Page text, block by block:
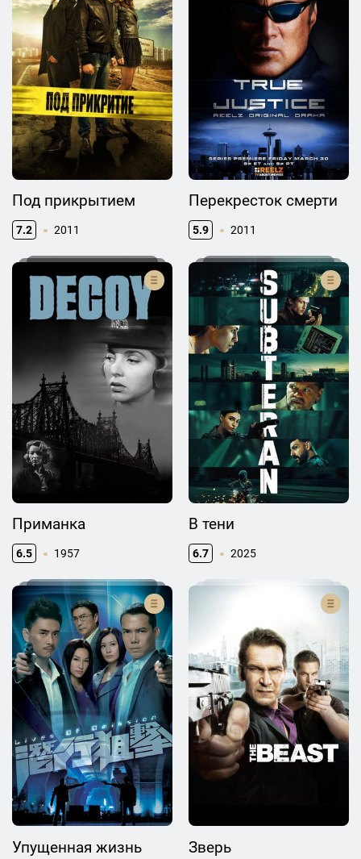
Под прикрытием
7.2 2011
Перекресток смерти
5.9 2011
Приманка
6.5 1957
В тени
6.7 2025
Упущенная жизнь Зверь